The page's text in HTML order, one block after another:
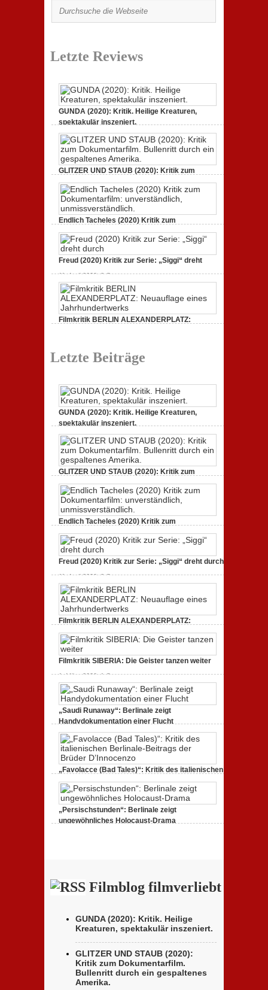
Letzte Reviews
GUNDA (2020): Kritik. Heilige Kreaturen,
spektakulär inszeniert.
21. April 2021,2 Comments
GLITZER UND STAUB (2020): Kritik zum
Dokumentarfilm.
3. Oktober 2020,2 Comments
Endlich Tacheles (2020) Kritik zum
Dokumentarfilm: unverständlich,
19. Mai 2020,0 Comments
Freud (2020) Kritik zur Serie: „Siggi“ dreht
11. April 2020,2 Comments
Filmkritik BERLIN ALEXANDERPLATZ:
Letzte Beiträge
GUNDA (2020): Kritik. Heilige Kreaturen,
spektakulär inszeniert.
21. April 2021,2 Comments
GLITZER UND STAUB (2020): Kritik zum
Dokumentarfilm. Bullenritt durch ein
gespaltenes Amerika.
3. Oktober 2020,2 Comments
Endlich Tacheles (2020) Kritik zum
Dokumentarfilm: unverständlich,
unmissverständlich.
19. Mai 2020,0 Comments
Freud (2020) Kritik zur Serie: „Siggi“ dreht durch
11. April 2020,2 Comments
Filmkritik BERLIN ALEXANDERPLATZ:
Neuauflage eines Jahrhundertwerks
1. März 2020,
Filmkritik SIBERIA: Die Geister tanzen weiter
1. März 2020,1 Comment
„Saudi Runaway“: Berlinale zeigt
Handydokumentation einer Flucht
27. Februar 2020, 0 Comments
„Favolacce (Bad Tales)“: Kritik des italienischen
Berlinale-Beitrags der Brüder D’Innocenzo
25. Februar 2020,2 Comments
„Persischstunden“: Berlinale zeigt
ungewöhnliches Holocaust-Drama
Filmblog filmverliebt
GUNDA (2020): Kritik. Heilige
Kreaturen, spektakulär inszeniert.
GLITZER UND STAUB (2020):
Kritik zum Dokumentarfilm.
Bullenritt durch ein gespaltenes
Amerika.